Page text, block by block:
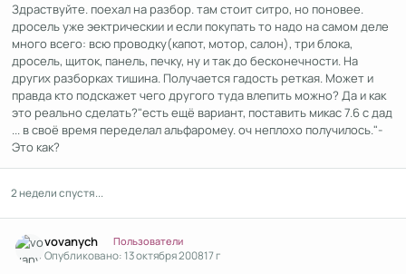
Здраствуйте. поехал на разбор. там стоит ситро, но поновее.
дросель уже эектрическии и если покупать то надо на самом деле
много всего: всю проводку(капот, мотор, салон), три блока,
дросель, щиток, панель, печку, ну и так до бесконечности. На
других разборках тишина. Получается гадость реткая. Может и
правда кто подскажет чего другого туда влепить можно? Да и как
это реально сделать?"есть ещё вариант, поставить микас 7.6 с дад
... в своё время переделал альфаромеу. оч неплохо получилось."-
Это как?
2 недели спустя...
vovanych Пользователи
Опубликовано:13 октября 200817 г